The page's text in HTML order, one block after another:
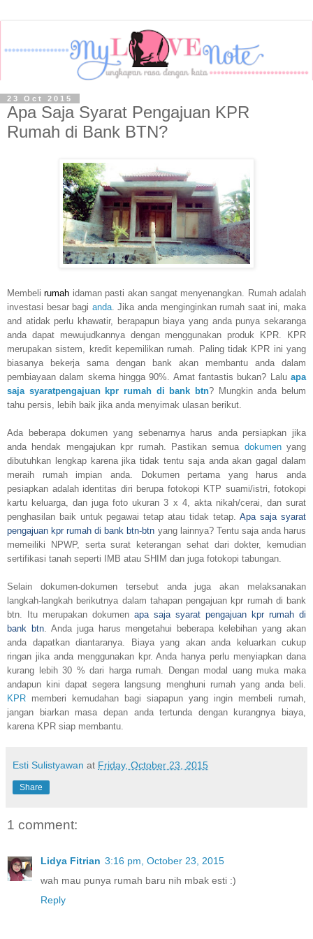
23 Oct 2015
Apa Saja Syarat Pengajuan KPR
Rumah di Bank BTN?
Membelirumah idaman pasti akan sangat menyenangkan. Rumah adalah
investasi besar bagi anda. Jika anda menginginkan rumah saat ini, maka
and atidak perlu khawatir, berapapun biaya yang anda punya sekaranga
anda dapat mewujudkannya dengan menggunakan produk KPR. KPR
merupakan sistem, kredit kepemilikan rumah. Paling tidak KPR ini yang
biasanya bekerja sama dengan bank akan membantu anda dalam
pembiayaan dalam skema hingga 90%. Amat fantastis bukan? Lalu apa
saja syaratpengajuan kpr rumah di bank btn? Mungkin anda belum
tahu persis, lebih baik jika anda menyimak ulasan berikut.
Ada beberapa dokumen yang sebenarnya harus anda persiapkan jika
anda hendak mengajukan kpr rumah. Pastikan semua dokumenyang
dibutuhkan lengkap karena jika tidak tentu saja anda akan gagal dalam
meraih rumah impian anda. Dokumen pertama yang harus anda
pesiapkan adalah identitas diri berupa fotokopi KTP suami/istri, fotokopi
kartu keluarga, dan juga foto ukuran 3 x 4, akta nikah/cerai, dan surat
penghasilan baik untuk pegawai tetap atau tidak tetap.Apa saja syarat
pengajuan kpr rumah di bank btn-btn yang lainnya? Tentu saja anda harus
memeiliki NPWP, serta surat keterangan sehat dari dokter, kemudian
sertifikasi tanah seperti IMB atau SHIM dan juga fotokopi tabungan.
Selain dokumen-dokumen tersebut anda juga akan melaksanakan
langkah-langkah berikutnya dalam tahapan pengajuan kpr rumah di bank
btn. Itu merupakan dokumen apa saja syarat pengajuan kpr rumah di
bank btn. Anda juga harus mengetahui beberapa kelebihan yang akan
anda dapatkan diantaranya. Biaya yang akan anda keluarkan cukup
ringan jika anda menggunakan kpr. Anda hanya perlu menyiapkan dana
kurang lebih 30 % dari harga rumah. Dengan modal uang muka maka
andapun kini dapat segera langsung menghuni rumah yang anda beli.
KPR memberi kemudahan bagi siapapun yang ingin membeli rumah,
jangan biarkan masa depan anda tertunda dengan kurangnya biaya,
karena KPR siap membantu.
Esti Sulistyawan at Friday, October 23, 2015
Share
1 comment:
Lidya Fitrian 3:16 pm, October 23, 2015
wah mau punya rumah baru nih mbak esti :)
Reply